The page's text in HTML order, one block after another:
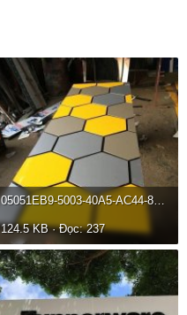
05051EB9-5003-40A5-AC44-806E28CBF54A.jpeg
124.5 KB · Đọc: 237